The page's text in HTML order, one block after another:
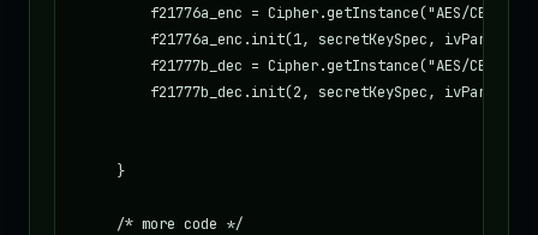
f21776a_enc = Cipher.getInstance("AES/CBC/
f21776a_enc.init(1, secretKeySpec,
f21777b_dec = Cipher.getInstance("AES/CBC/
f21777b_dec.init(2, secretKeySpec,
    }
    /* more code */